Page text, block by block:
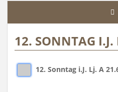
12. SONNTAG
12. Sonntag i.J. Lj. A